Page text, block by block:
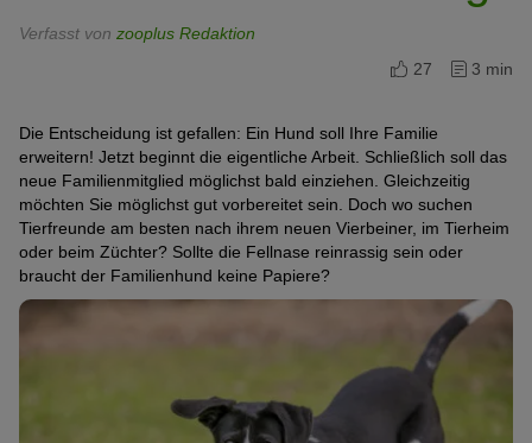
Verfasst von zooplus Redaktion
27
3 min
Die Entscheidung ist gefallen: Ein Hund soll Ihre Familie
erweitern! Jetzt beginnt die eigentliche Arbeit. Schließlich soll das
neue Familienmitglied möglichst bald einziehen. Gleichzeitig
möchten Sie möglichst gut vorbereitet sein. Doch wo suchen
Tierfreunde am besten nach ihrem neuen Vierbeiner, im Tierheim
oder beim Züchter? Sollte die Fellnase reinrassig sein oder
braucht der Familienhund keine Papiere?